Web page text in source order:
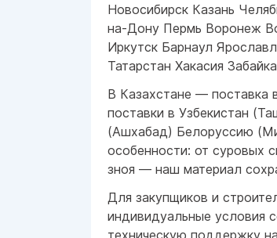
Новосибирск Казань
на-Дону Пермь Воронеж
Иркутск Барнаул
Татарстан Хакасия
В Казахстане —
поставки в Узбекистан
(Ашхабад) Белоруссию
особенности: от суровых
зноя — наш материал
Для закупщиков и
индивидуальные условия